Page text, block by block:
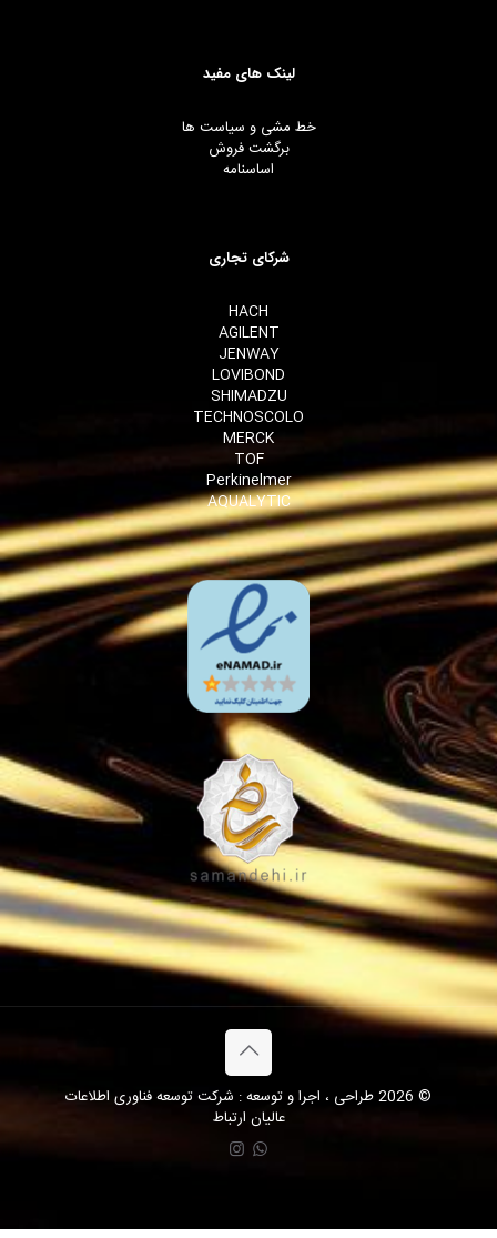
لینک های مفید
خط مشی و سیاست ها
برگشت فروش
اساسنامه
شرکای تجاری
HACH
AGILENT
JENWAY
LOVIBOND
SHIMADZU
TECHNOSCOLO
MERCK
TOF
Perkinelmer
AQUALYTIC
© 2026 طراحی ، اجرا و توسعه : شرکت توسعه فناوری اطلاعات
عالیان ارتباط